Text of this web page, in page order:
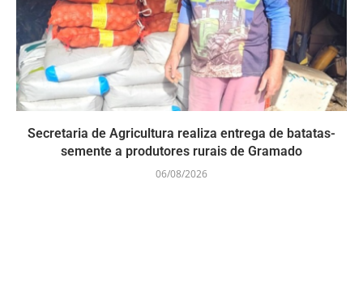
Secretaria de Agricultura realiza entrega de batatas-
semente a produtores rurais de Gramado
06/08/2026